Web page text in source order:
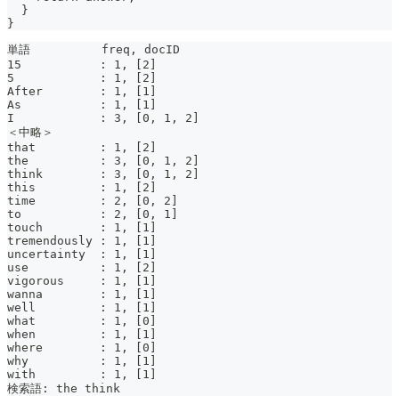
  }
}
単語          freq, docID
15           : 1, [2]
5            : 1, [2]
After        : 1, [1]
As           : 1, [1]
I            : 3, [0, 1, 2]
＜中略＞
that         : 1, [2]
the          : 3, [0, 1, 2]
think        : 3, [0, 1, 2]
this         : 1, [2]
time         : 2, [0, 2]
to           : 2, [0, 1]
touch        : 1, [1]
tremendously : 1, [1]
uncertainty  : 1, [1]
use          : 1, [2]
vigorous     : 1, [1]
wanna        : 1, [1]
well         : 1, [1]
what         : 1, [0]
when         : 1, [1]
where        : 1, [0]
why          : 1, [1]
with         : 1, [1]
検索語: the think